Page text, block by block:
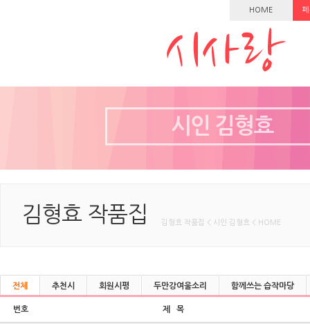
HOME
시인 김형효
김형효 작품집 김형효 작품집 < 시인 김형효 < HOME
전체 추천시 회원시평 두만강여울소리 함께쓰는 습작마당
번호 제 목